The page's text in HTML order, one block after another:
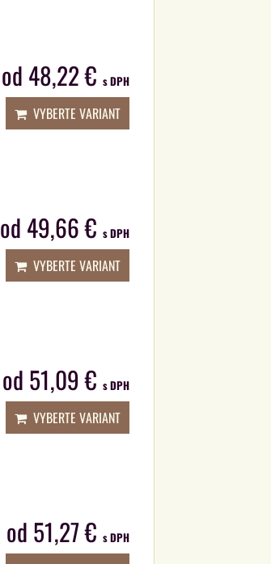
od 48,22 € s DPH
VYBERTE VARIANT
od 49,66 € s DPH
VYBERTE VARIANT
od 51,09 € s DPH
VYBERTE VARIANT
od 51,27 € s DPH